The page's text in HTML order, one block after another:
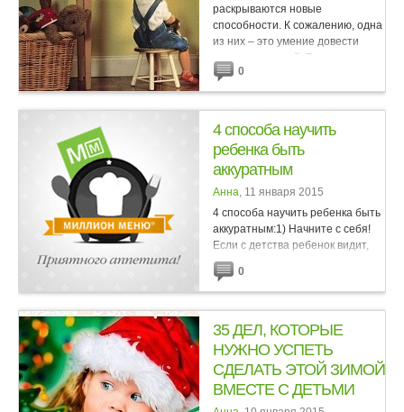
раскрываются новые
способности. К сожалению, одна
из них – это умение довести
своих родителей. Тогда многим
родителям кажется, что
единственное, что может унять...
0
4 способа научить
ребенка быть
аккуратным
Анна, 11 января 2015
4 способа научить ребенка быть
аккуратным:1) Начните с себя!
Если с детства ребенок видит,
что родители всегда стараются
класть вещи на место, сразу
убирают за собой, по привычке
поддерживают порядок,...
0
35 ДЕЛ, КОТОРЫЕ
НУЖНО УСПЕТЬ
СДЕЛАТЬ ЭТОЙ ЗИМОЙ
ВМЕСТЕ С ДЕТЬМИ